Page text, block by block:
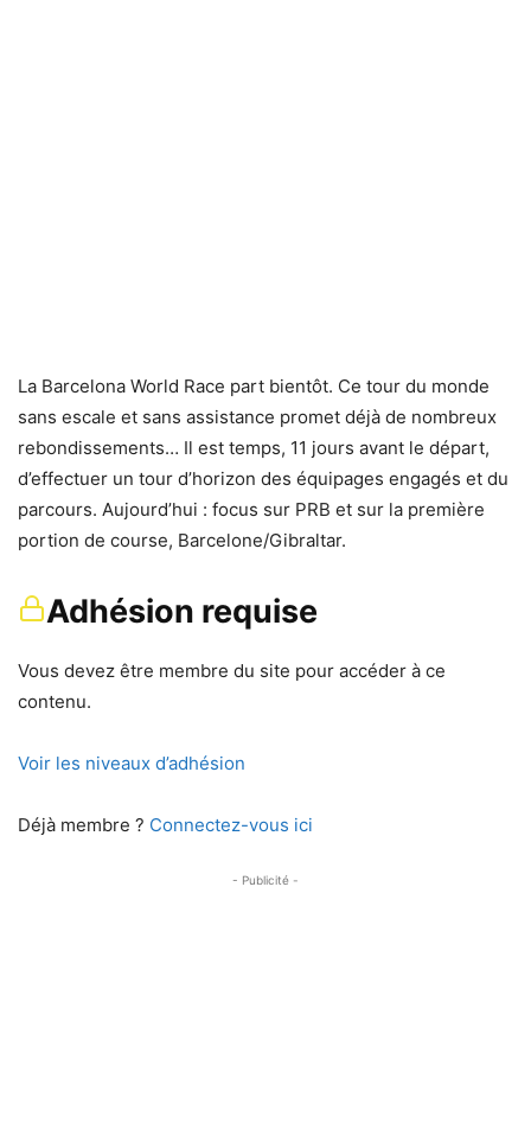
La Barcelona World Race part bientôt. Ce tour du monde
sans escale et sans assistance promet déjà de nombreux
rebondissements… Il est temps, 11 jours avant le départ,
d’effectuer un tour d’horizon des équipages engagés et du
parcours. Aujourd’hui : focus sur PRB et sur la première
portion de course, Barcelone/Gibraltar.
Adhésion requise
Vous devez être membre du site pour accéder à ce
contenu.
Voir les niveaux d’adhésion
Déjà membre ? Connectez-vous ici
- Publicité -